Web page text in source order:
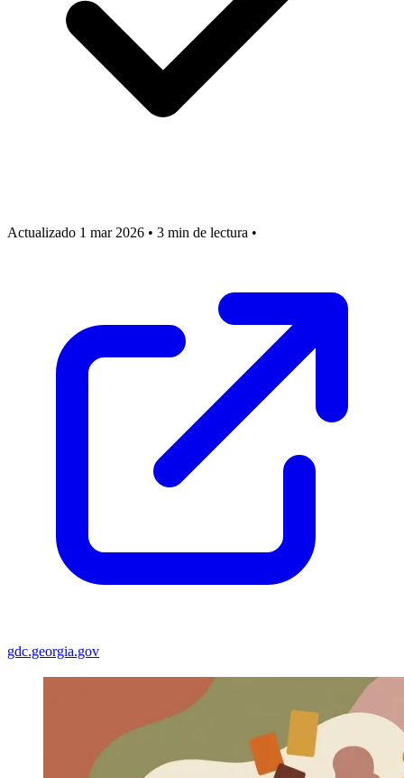
Actualizado 1 mar 2026 • 3 min de lectura •
gdc.georgia.gov